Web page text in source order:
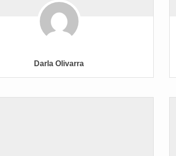
Darla Olivarra